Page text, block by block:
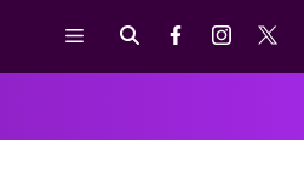
Μενού